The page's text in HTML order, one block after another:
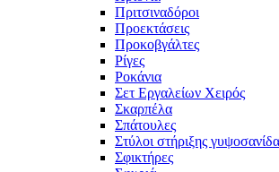
Πριτσιναδόροι
Προεκτάσεις
Προκοβγάλτες
Ρίγες
Ροκάνια
Σετ Εργαλείων Χειρός
Σκαρπέλα
Σπάτουλες
Στύλοι στήριξης
Σφικτήρες